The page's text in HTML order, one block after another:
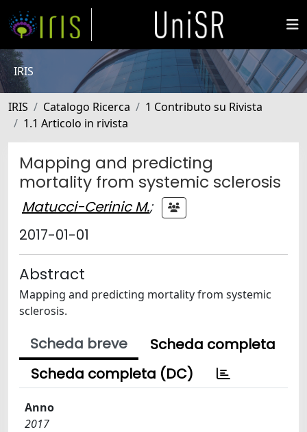
IRIS
IRIS Catalogo Ricerca
1 Contributo su Rivista
1.1 Articolo in rivista
Mapping and predicting
mortality from systemic sclerosis
Matucci-Cerinic M.;
2017-01-01
Abstract
Mapping and predicting mortality from systemic
sclerosis.
Scheda breve
Scheda completa
Scheda completa (DC)
Anno
2017